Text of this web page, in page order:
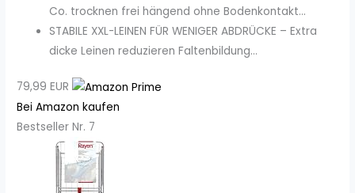
Co. trocknen frei hängend ohne Bodenkontakt...
STABILE XXL-LEINEN FÜR WENIGER ABDRÜCKE – Extra
dicke Leinen reduzieren Faltenbildung...
79,99 EUR
Bei Amazon kaufen
Bestseller Nr. 7